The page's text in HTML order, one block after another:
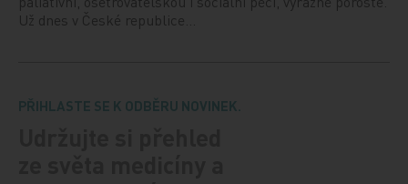
Už dnes v České republice…
PŘIHLASTE SE K ODBĚRU NOVINEK.